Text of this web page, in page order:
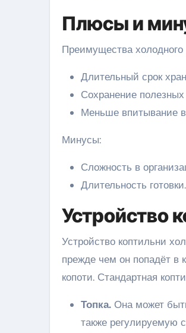
Плюсы и
Преимущества холодного
Длительный срок
Сохранение
Меньше впитывание
Минусы:
Сложность в
Длительность готовки.
Устройство
Устройство коптильни
прежде чем он попадёт в
копоти. Стандартная
Топка. Она может
также регулируемую